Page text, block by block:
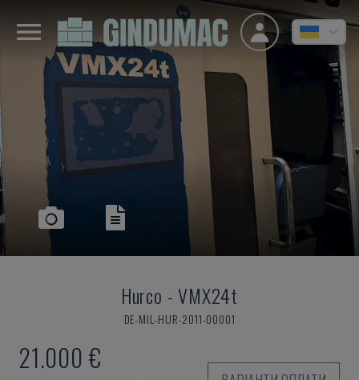
Hurco -VMX24t
DE-MIL-HUR-2011-00001
21.000 €